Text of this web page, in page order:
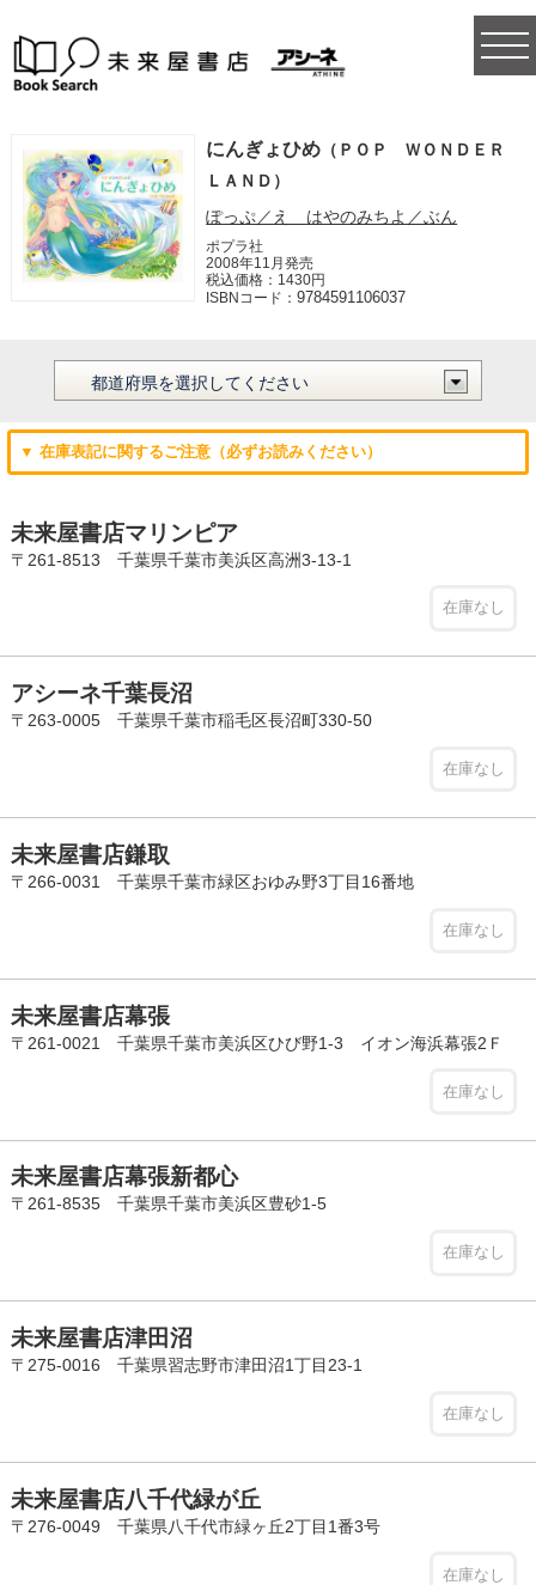
にんぎょひめ （ＰＯＰ ＷＯＮＤＥＲ
ＬＡＮＤ）
ぽっぷ／え はやのみちよ／ぶん
ポプラ社
2008年11月発売
税込価格：1430円
ISBNコード：9784591106037
▼ 在庫表記に関するご注意（必ずお読みください）
未来屋書店マリンピア
〒261-8513 千葉県千葉市美浜区高洲3-13-1
在庫なし
アシーネ千葉長沼
〒263-0005 千葉県千葉市稲毛区長沼町330-50
在庫なし
未来屋書店鎌取
〒266-0031 千葉県千葉市緑区おゆみ野3丁目16番地
在庫なし
未来屋書店幕張
〒261-0021 千葉県千葉市美浜区ひび野1-3 イオン海浜幕張2Ｆ
在庫なし
未来屋書店幕張新都心
〒261-8535 千葉県千葉市美浜区豊砂1-5
在庫なし
未来屋書店津田沼
〒275-0016 千葉県習志野市津田沼1丁目23-1
在庫なし
未来屋書店八千代緑が丘
〒276-0049 千葉県八千代市緑ヶ丘2丁目1番3号
在庫なし